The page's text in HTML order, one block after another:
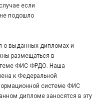
если
подошло
о выданных дипломах и
размещаться в
ФИС ФРДО. Наша
к Федеральной
системе ФИС
дипломе заносятся в эту